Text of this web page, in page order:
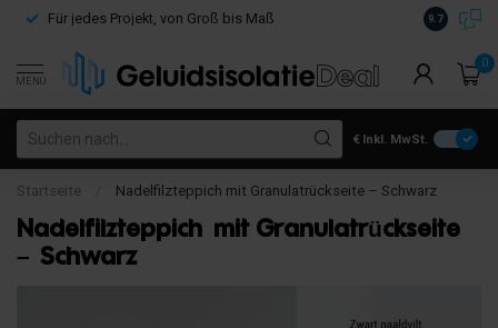
Für jedes Projekt, von Groß bis Maß
€100
9.7
MENU
0
€ Inkl. MwSt.
Startseite Nadelfilzteppich mit Granulatrückseite – Schwarz
Nadelfilzteppich mit Granulatrückseite
– Schwarz